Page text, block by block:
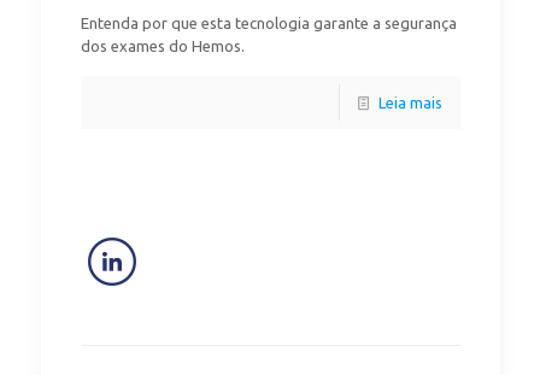
Entenda por que esta tecnologia garante a segurança
dos exames do Hemos.
Leia mais